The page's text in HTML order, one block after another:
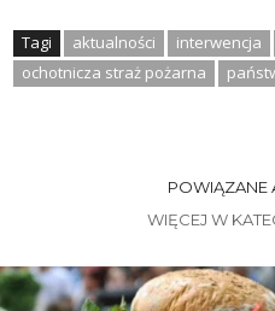
Tagi aktualności interwencja
ochotnicza straż pożarna
POWIĄZANE
WIĘCEJ W